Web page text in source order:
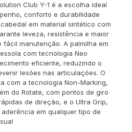
Club Y-1 é a escolha ideal
conforto e durabilidade
em material sintético com
leveza, resistência e maior
manutenção. A palmilha em
com tecnologia Neo
eficiente, reduzindo o
lesões nas articulações. O
com a tecnologia Non-Marking,
do Rotate, com pontos de giro
de direção, e o Ultra Grip,
em qualquer tipo de